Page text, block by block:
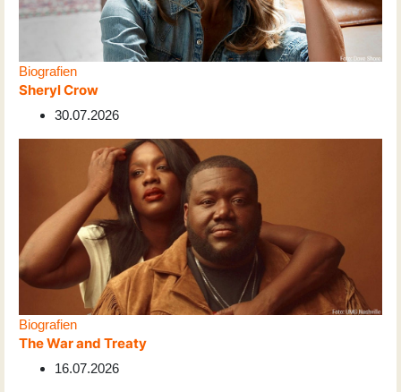
Biografien
Sheryl Crow
30.07.2026
Biografien
The War and Treaty
16.07.2026